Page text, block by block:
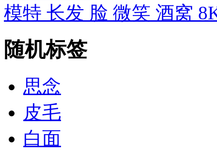
模特 长发 脸 微笑 酒窝
随机标签
思念
皮毛
白面